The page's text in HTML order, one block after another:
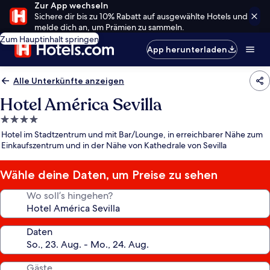
Zur App wechseln
Sichere dir bis zu 10% Rabatt auf ausgewählte Hotels und
melde dich an, um Prämien zu sammeln.
Zum Hauptinhalt springen
App herunterladen
Alle Unterkünfte anzeigen
Hotel América Sevilla
4.0-
Sterne-
Unterkunft
Hotel im Stadtzentrum und mit Bar/Lounge, in erreichbarer Nähe zum
Einkaufszentrum und in der Nähe von Kathedrale von Sevilla
Wähle deine Daten, um Preise zu sehen
Wo soll’s hingehen?
Daten